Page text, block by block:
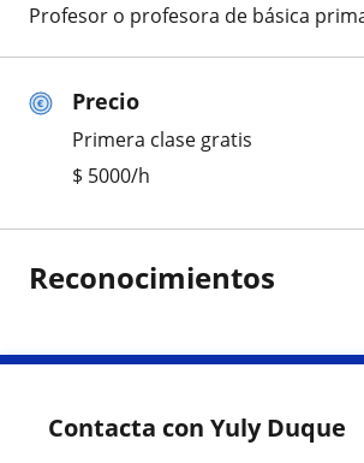
Precio
Primera clase gratis
$ 5000/h
Profesor o profesora de básica
Reconocimientos
Contacta con Yuly Duque